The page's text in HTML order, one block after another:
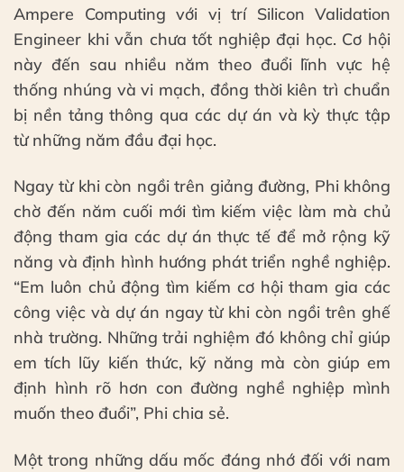
Ampere Computing với vị trí Silicon Validation
Engineer khi vẫn chưa tốt nghiệp đại học. Cơ hội
này đến sau nhiều năm theo đuổi lĩnh vực hệ
thống nhúng và vi mạch, đồng thời kiên trì chuẩn
bị nền tảng thông qua các dự án và kỳ thực tập
từ những năm đầu đại học.
Ngay từ khi còn ngồi trên giảng đường, Phi không
chờ đến năm cuối mới tìm kiếm việc làm mà chủ
động tham gia các dự án thực tế để mở rộng kỹ
năng và định hình hướng phát triển nghề nghiệp.
“Em luôn chủ động tìm kiếm cơ hội tham gia các
công việc và dự án ngay từ khi còn ngồi trên ghế
nhà trường. Những trải nghiệm đó không chỉ giúp
em tích lũy kiến thức, kỹ năng mà còn giúp em
định hình rõ hơn con đường nghề nghiệp mình
muốn theo đuổi”, Phi chia sẻ.
Một trong những dấu mốc đáng nhớ đối với nam